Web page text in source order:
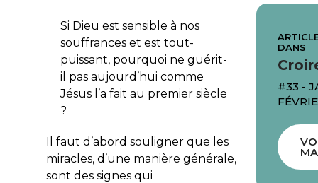
Si Dieu est sensible à nos
souffrances et est tout-
puissant, pourquoi ne guérit-
il pas aujourd’hui comme
Jésus l’a fait au premier siècle
?
Il faut d’abord souligner que les
miracles, d’une manière générale,
sont des signes qui
DANS
#33 -